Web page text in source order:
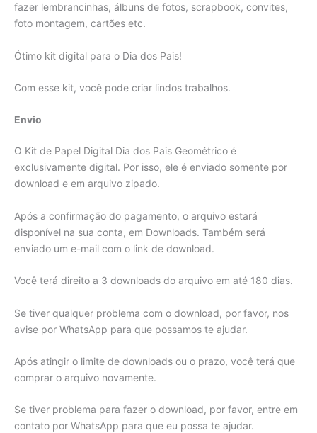
fazer lembrancinhas, álbuns de fotos, scrapbook, convites,
foto montagem, cartões etc.
Ótimo kit digital para o Dia dos Pais!
Com esse kit, você pode criar lindos trabalhos.
Envio
O Kit de Papel Digital Dia dos Pais Geométrico é
exclusivamente digital. Por isso, ele é enviado somente por
download e em arquivo zipado.
Após a confirmação do pagamento, o arquivo estará
disponível na sua conta, em Downloads. Também será
enviado um e-mail com o link de download.
Você terá direito a 3 downloads do arquivo em até 180 dias.
Se tiver qualquer problema com o download, por favor, nos
avise por WhatsApp para que possamos te ajudar.
Após atingir o limite de downloads ou o prazo, você terá que
comprar o arquivo novamente.
Se tiver problema para fazer o download, por favor, entre em
contato por WhatsApp para que eu possa te ajudar.